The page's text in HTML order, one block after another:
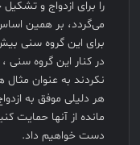
برای این گروه سنی
در کنار این گروه سنی
نکردند به عنوان
هر دلیلی موفق به
مانده از آنها حمایت
دست خواهیم داد.